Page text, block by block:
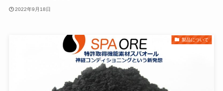
2022年9月18日
製品について